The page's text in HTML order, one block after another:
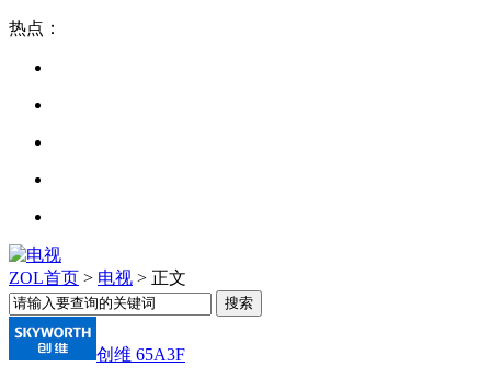
热点：
ZOL首页 > 电视 > 正文
创维 65A3F